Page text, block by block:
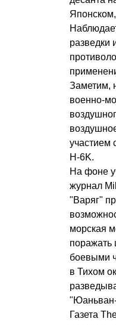
разведки
Заметим,
военно-
участием
H-6K.
На фоне
журнал
"Варяг"
морская
поражать
боевыми
в Тихом
Газета